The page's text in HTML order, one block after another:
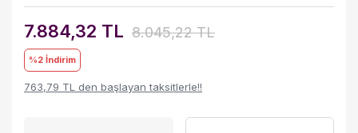
7.884,32 TL 8.045,22 TL
%2 İndirim
763,79 TL den başlayan taksitlerle!!